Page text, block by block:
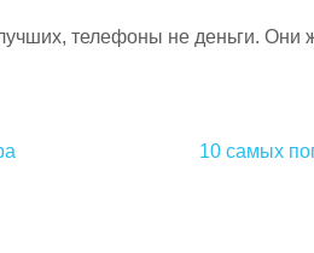
телефоны не деньги. Они
10 самых